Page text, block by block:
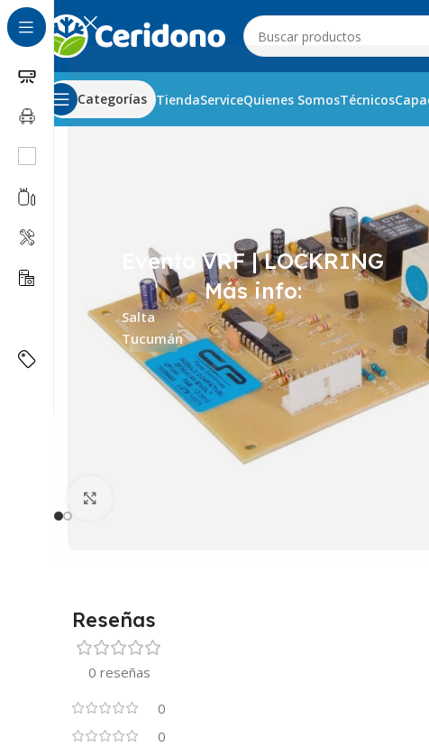
Evento VRF | LOCKRING
Más info:
Salta
Tucumán
Categorías TiendaServiceQuienes SomosTécnicos
Inicio Línea Blanca
Reseñas
0 reseñas
0
0